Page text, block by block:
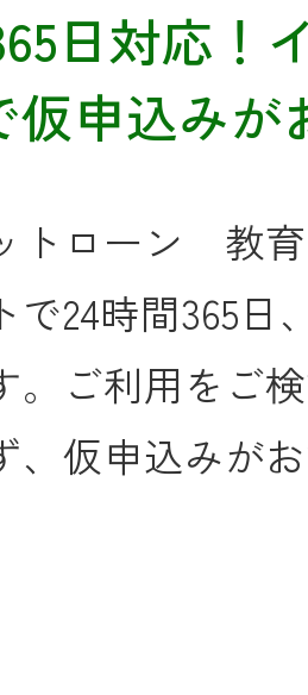
日対応！
仮申込みが
トローン 教
で24時間365日
。ご利用をご
、仮申込みが